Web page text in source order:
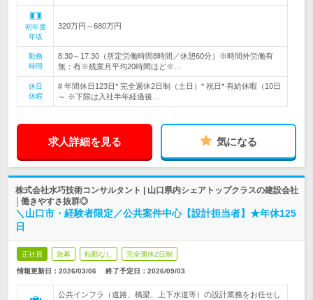
初年度
年収
320万円～680万円
勤務
時間
8:30～17:30（所定労働時間8時間／休憩60分）※時間外労働有
無：有※残業月平均20時間ほど※…
休日
休暇
# 年間休日123日* 完全週休2日制（土日）* 祝日* 有給休暇（10日
～ ※下限は入社半年経過後…
求人詳細を見る 気になる
株式会社水巧技術コンサルタント | 山口県内シェアトップクラスの建設会社
│働きやすさ抜群◎
＼山口市・経験者限定／公共案件中心【設計担当者】★年休125
日
正社員 急募 転勤なし 完全週休2日制
情報更新日：2026/03/06 終了予定日： 2026/09/03
公共インフラ（道路、橋梁、上下水道等）の設計業務をお任せし